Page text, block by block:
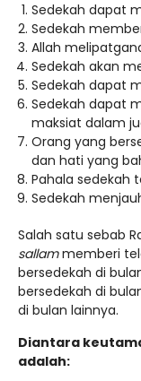
Sedekah dapat
Sedekah
Allah
Sedekah akan
Sedekah dapat
Sedekah dapat
maksiat dalam
Orang yang
dan hati yang
Pahala sedekah
Sedekah
Salah satu sebab
sallammemberi
bersedekah di
bersedekah di
di bulan lainnya.
Diantara
adalah: